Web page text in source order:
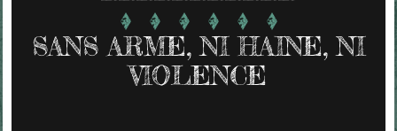
SANS ARME, NI HAINE, NI
VIOLENCE